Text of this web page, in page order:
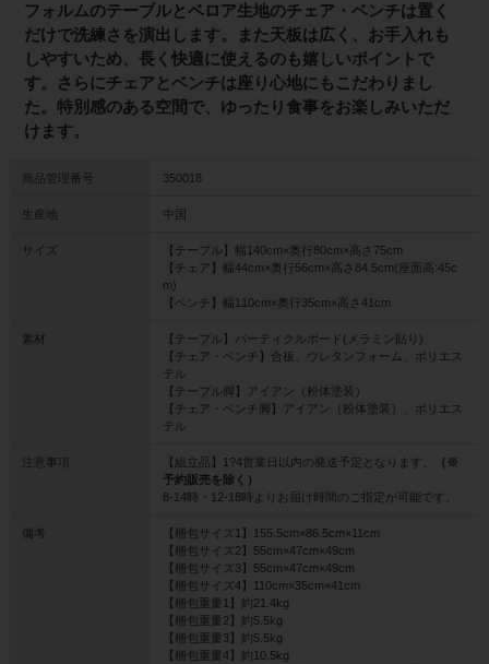
フォルムのテーブルとベロア生地のチェア・ベンチは置く
だけで洗練さを演出します。また天板は広く、お手入れも
しやすいため、長く快適に使えるのも嬉しいポイントで
す。さらにチェアとベンチは座り心地にもこだわりまし
た。特別感のある空間で、ゆったり食事をお楽しみいただ
けます。
商品管理番号 350018
生産地 中国
サイズ
【テーブル】幅140cm×奥行80cm×高さ75cm
【チェア】幅44cm×奥行56cm×高さ84.5cm(座面高:45c
m)
【ベンチ】幅110cm×奥行35cm×高さ41cm
素材
【テーブル】パーティクルボード(メラミン貼り)
【チェア・ベンチ】合板、ウレタンフォーム、ポリエス
テル
【テーブル脚】アイアン（粉体塗装）
【チェア・ベンチ脚】アイアン（粉体塗装）、ポリエス
テル
注意事項 【組立品】1?4営業日以内の発送予定となります。
（※
予約販売を除く）
8-14時・12-18時よりお届け時間のご指定が可能です。
備考
【梱包サイズ1】155.5cm×86.5cm×11cm
【梱包サイズ2】55cm×47cm×49cm
【梱包サイズ3】55cm×47cm×49cm
【梱包サイズ4】110cm×35cm×41cm
【梱包重量1】約21.4kg
【梱包重量2】約5.5kg
【梱包重量3】約5.5kg
【梱包重量4】約10.5kg